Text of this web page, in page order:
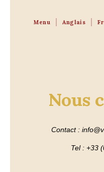
Menu Anglais
Nous
Contact :
Tel : +33